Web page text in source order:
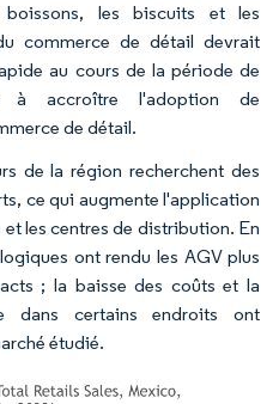
les biscuits et les
commerce de détail devrait
au cours de la période de
à accroître l'adoption de
de détail.
de la région recherchent des
ce qui augmente l'application
les centres de distribution. En
ont rendu les AGV plus
; la baisse des coûts et la
dans certains endroits ont
étudié.